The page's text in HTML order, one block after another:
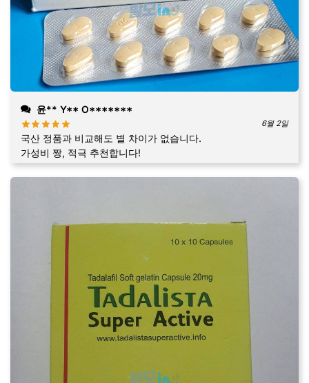
윤** Y** O*******
6월 2일
국산 정품과 비교해도 별 차이가 없습니다.
가성비 짱, 적극 추천합니다!